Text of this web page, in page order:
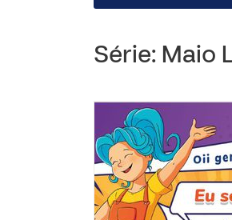
Série: Maio